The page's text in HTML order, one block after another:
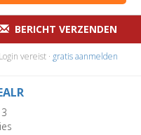
BERICHT VERZENDEN
Login vereist · gratis aanmelden